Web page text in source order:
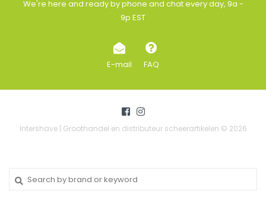
We're here and ready by phone and chat every day, 9a -
9p EST
E-mail FAQ
Intershave | Groothandel en distributeur scheerartikelen © 2026